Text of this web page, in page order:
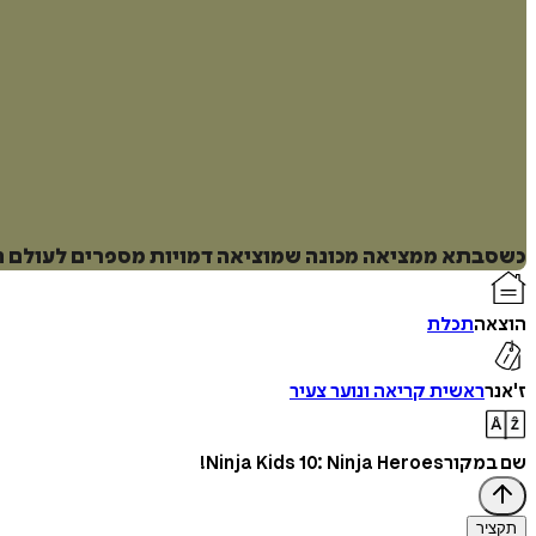
כשסבתא ממציאה מכונה שמוציאה דמויות מספרים לעולם
הוצאהתכלת
ז'אנרראשית קריאה ונוער צעיר
שם במקורNinja Kids 10: Ninja Heroes!
תקציר